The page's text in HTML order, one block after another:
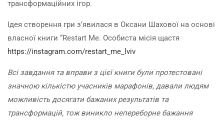
трансформаційних ігор.
Ідея створення гри з’явилася в Оксани Шахової на основі
власної книги “Restart Ме. Особиста місія щастя
https://instagram.com/restart_me_lviv
Всі завдання та вправи з цієї книги були протестовані
значною кількістю учасників марафонів, давали людям
можливість досягати бажаних результатів та
трансформацій, тож виникло непереборне бажання